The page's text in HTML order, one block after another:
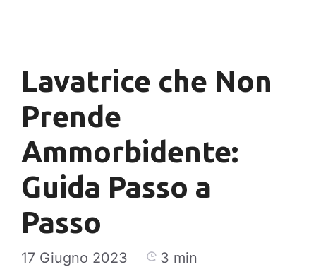
Lavatrice che Non
Prende
Ammorbidente:
Guida Passo a
Passo
17 Giugno 2023 3 min